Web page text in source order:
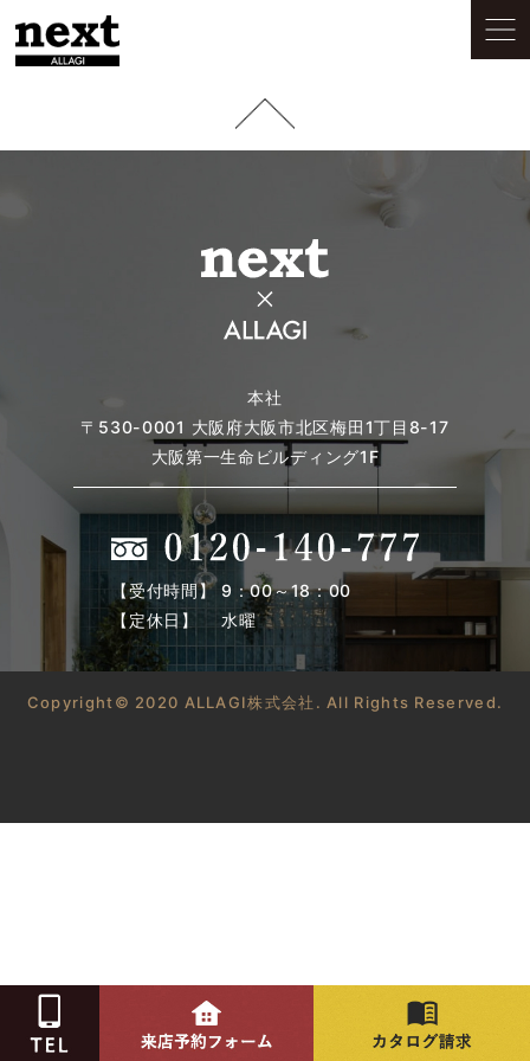
本社
〒530-0001 大阪府大阪市北区梅田1丁目8-17
大阪第一生命ビルディング1F
【受付時間】 9：00～18：00
【定休日】 水曜
Copyright© 2020 ALLAGI株式会社. All Rights Reserved.